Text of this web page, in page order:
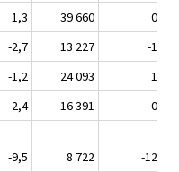
1,3 39 660
0,6
-2,7 13 227
-1,5
-1,2 24 093
1,0
-2,4 16 391
-0,4
-9,5 8 722
-12,6